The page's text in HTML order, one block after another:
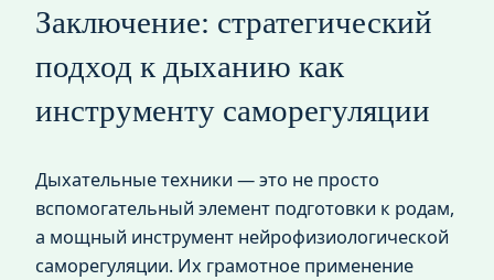
Заключение: стратегический
подход к дыханию как
инструменту саморегуляции
Дыхательные техники — это не просто
вспомогательный элемент подготовки к родам,
а мощный инструмент нейрофизиологической
саморегуляции. Их грамотное применение